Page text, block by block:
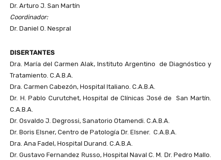
Dr. Arturo J. San Martín
Coordinador:
Dr. Daniel O. Nespral
DISERTANTES
Dra. María del Carmen Alak, Instituto Argentino de Diagnóstico y
Tratamiento. C.A.B.A.
Dra. Carmen Cabezón, Hospital Italiano. C.A.B.A.
Dr. H. Pablo Curutchet, Hospital de Clínicas José de San Martín.
C.A.B.A.
Dr. Osvaldo J. Degrossi, Sanatorio Otamendi. C.A.B.A.
Dr. Boris Elsner, Centro de Patología Dr. Elsner. C.A.B.A.
Dra. Ana Fadel, Hospital Durand. C.A.B.A.
Dr. Gustavo Fernandez Russo, Hospital Naval C. M. Dr. Pedro Mallo.